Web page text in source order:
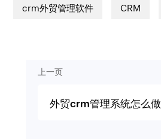
crm外贸管理软件 CRM
上一页
外贸crm管理系统怎么做